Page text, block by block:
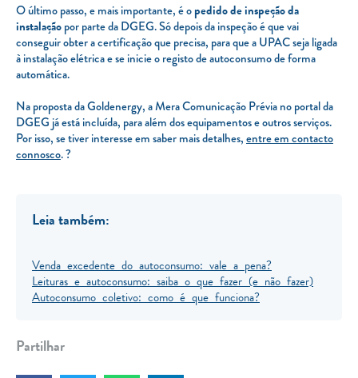
O último passo, e mais importante, é opedido de inspeção da
instalaçãopor parte da DGEG. Só depois da inspeção é que vai
conseguir obter a certificação que precisa, para que a UPAC seja ligada
à instalação elétrica e se inicie o registo de autoconsumo de forma
automática.
Na proposta da Goldenergy, a Mera Comunicação Prévia no portal da
DGEG já está incluída, para além dos equipamentos e outros serviços.
Por isso, se tiver interesse em saber mais detalhes,entre em contacto
connosco. ?
Leia também:
Venda excedente do autoconsumo: vale a pena?
Leituras e autoconsumo: saiba o que fazer (e não fazer)
Autoconsumo coletivo: como é que funciona?
Partilhar